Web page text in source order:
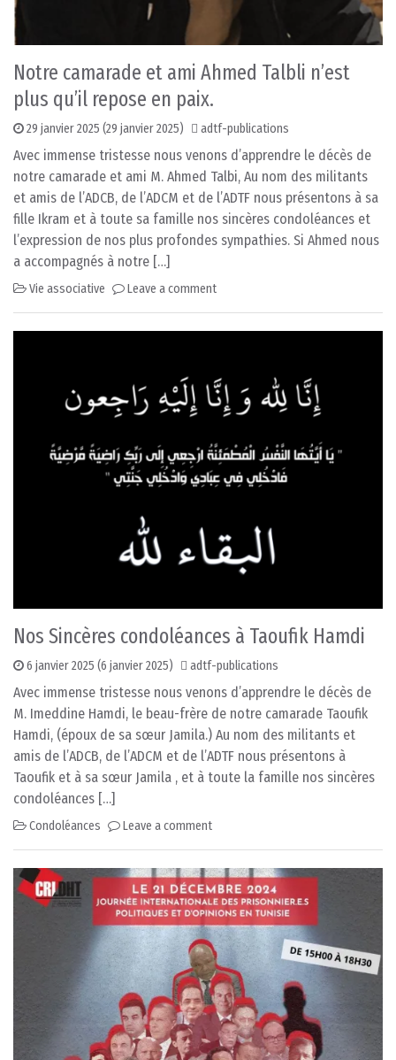
Notre camarade et ami Ahmed Talbli n’est
plus qu’il repose en paix.
29 janvier 2025 (29 janvier 2025) adtf-publications
Avec immense tristesse nous venons d’apprendre le décès de
notre camarade et ami M. Ahmed Talbi, Au nom des militants
et amis de l’ADCB, de l’ADCM et de l’ADTF nous présentons à sa
fille Ikram et à toute sa famille nos sincères condoléances et
l’expression de nos plus profondes sympathies. Si Ahmed nous
a accompagnés à notre […]
Vie associative Leave a comment
Nos Sincères condoléances à Taoufik Hamdi
6 janvier 2025 (6 janvier 2025) adtf-publications
Avec immense tristesse nous venons d’apprendre le décès de
M. Imeddine Hamdi, le beau-frère de notre camarade Taoufik
Hamdi, (époux de sa sœur Jamila.) Au nom des militants et
amis de l’ADCB, de l’ADCM et de l’ADTF nous présentons à
Taoufik et à sa sœur Jamila , et à toute la famille nos sincères
condoléances […]
Condoléances Leave a comment